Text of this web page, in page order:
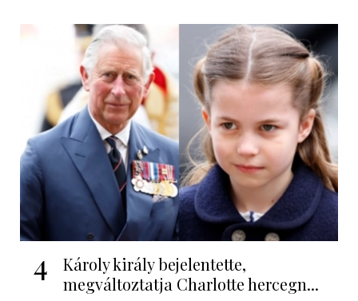
4
Károly király bejelentette,
megváltoztatja Charlotte hercegn...